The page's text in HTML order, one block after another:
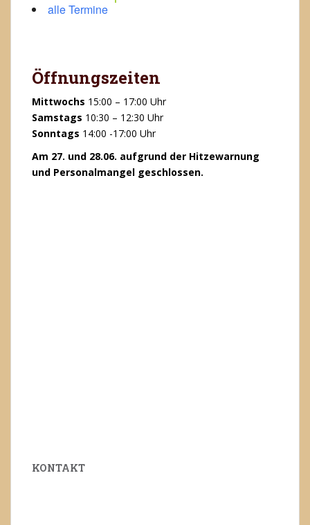
alle Termine
Öffnungszeiten
Mittwochs 15:00 – 17:00 Uhr
Samstags 10:30 – 12:30 Uhr
Sonntags 14:00 -17:00 Uhr
Am 27. und 28.06. aufgrund der Hitzewarnung
und Personalmangel geschlossen.
KONTAKT